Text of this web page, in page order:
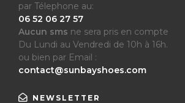
par Télephone au:
06 52 06 27 57
Aucun sms ne sera pris en compte
Du Lundi au Vendredi de 10h à 16h.
ou bien par Email :
contact@sunbayshoes.com
NEWSLETTER